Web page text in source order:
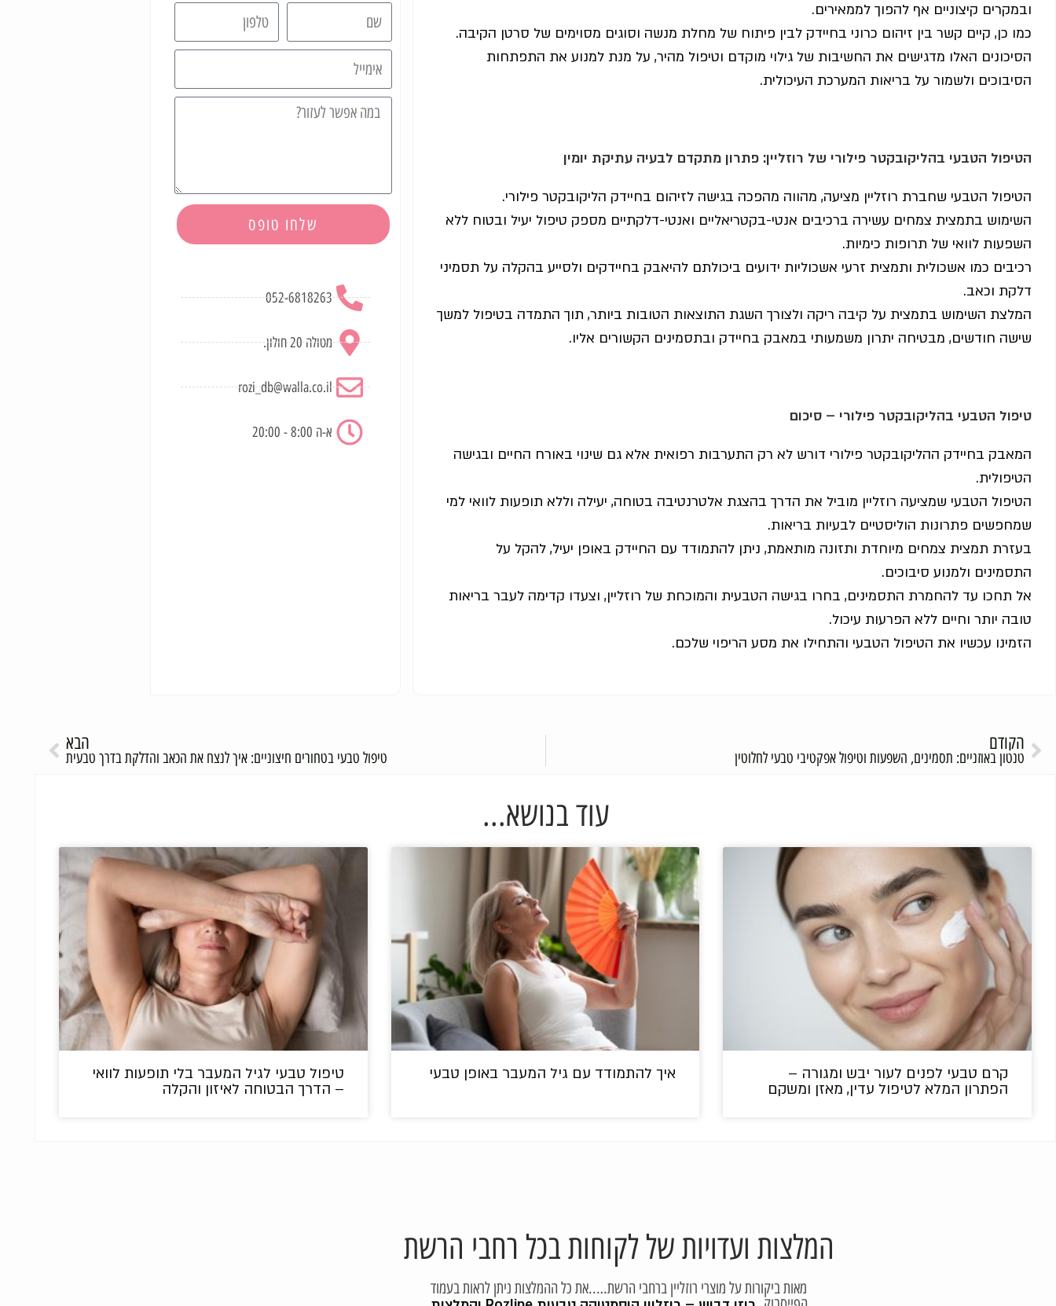
ובמקרים קיצוניים אף להפוך לממאירים.
כמו כן, קיים קשר בין זיהום כרוני בחיידק לבין פיתוח של מחלת מנשה וסוגים מסוימים של סרטן הקיבה.
הסיכונים האלו מדגישים את החשיבות של גילוי מוקדם וטיפול מהיר, על מנת למנוע את התפתחות
הסיבוכים ולשמור על בריאות המערכת העיכולית.
הטיפול הטבעי בהליקובקטר פילורי של רוזליין: פתרון מתקדם לבעיה עתיקת יומין
הטיפול הטבעי שחברת רוזליין מציעה, מהווה מהפכה בגישה לזיהום בחיידק הליקובקטר פילורי.
השימוש בתמצית צמחים עשירה ברכיבים אנטי-בקטריאליים ואנטי-דלקתיים מספק טיפול יעיל ובטוח ללא
השפעות לוואי של תרופות כימיות.
רכיבים כמו אשכולית ותמצית זרעי אשכוליות ידועים ביכולתם להיאבק בחיידקים ולסייע בהקלה על תסמיני
דלקת וכאב.
המלצת השימוש בתמצית על קיבה ריקה ולצורך השגת התוצאות הטובות ביותר, תוך התמדה בטיפול למשך
שישה חודשים, מבטיחה יתרון משמעותי במאבק בחיידק ובתסמינים הקשורים אליו.
טיפול הטבעי בהליקובקטר פילורי – סיכום
המאבק בחיידק ההליקובקטר פילורי דורש לא רק התערבות רפואית אלא גם שינוי באורח החיים ובגישה
הטיפולית.
הטיפול הטבעי שמציעה רוזליין מוביל את הדרך בהצגת אלטרנטיבה בטוחה, יעילה וללא תופעות לוואי למי
שמחפשים פתרונות הוליסטיים לבעיות בריאות.
בעזרת תמצית צמחים מיוחדת ותזונה מותאמת, ניתן להתמודד עם החיידק באופן יעיל, להקל על
התסמינים ולמנוע סיבוכים.
אל תחכו עד להחמרת התסמינים, בחרו בגישה הטבעית והמוכחת של רוזליין, וצעדו קדימה לעבר בריאות
טובה יותר וחיים ללא הפרעות עיכול.
הזמינו עכשיו את הטיפול הטבעי והתחילו את מסע הריפוי שלכם.
שלחו טופס
052-6818263
מטולה 20 חולון.
rozi_db@walla.co.il
א-ה 8:00 - 20:00
הקודם
טנטון באוזניים: תסמינים, השפעות וטיפול אפקטיבי טבעי לחלוטין
הבא
טיפול טבעי בטחורים חיצוניים: איך לנצח את הכאב והדלקת בדרך טבעית
עוד בנושא...
קרם טבעי לפנים לעור יבש ומגורה –
הפתרון המלא לטיפול עדין, מאזן ומשקם
איך להתמודד עם גיל המעבר באופן טבעי
טיפול טבעי לגיל המעבר בלי תופעות לוואי
– הדרך הבטוחה לאיזון והקלה
המלצות ועדויות של לקוחות בכל רחבי הרשת
מאות ביקורות על מוצרי רוזליין ברחבי הרשת…..את כל ההמלצות ניתן לראות בעמוד